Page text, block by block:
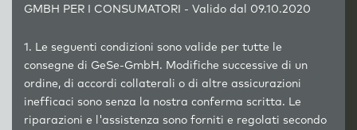
GMBH PER I CONSUMATORI - Valido dal 09.10.2020
1. Le seguenti condizioni sono valide per tutte le
consegne di GeSe-GmbH. Modifiche successive di un
ordine, di accordi collaterali o di altre assicurazioni
inefficaci sono senza la nostra conferma scritta. Le
riparazioni e l'assistenza sono forniti e regolati secondo